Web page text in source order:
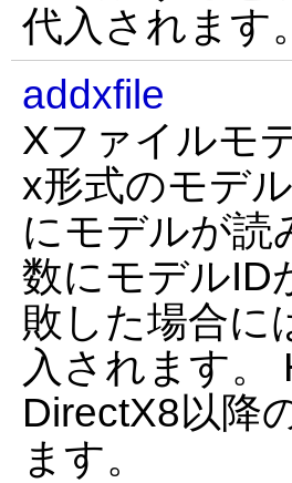
代入されます。
addxfile
Xファイルモ
x形式のモデ
にモデルが読
数にモデルID
敗した場合に
入されます。
DirectX8以降
ます。